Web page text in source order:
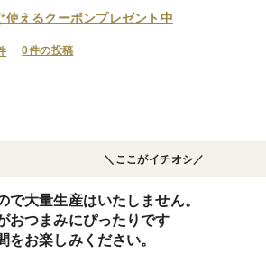
使えるクーポンプレゼント中
0件の投稿
＼ここがイチオシ／
で大量生産はいたしません。
おつまみにぴったりです
をお楽しみください。